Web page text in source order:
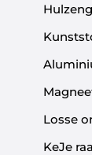
Losse
KeJe